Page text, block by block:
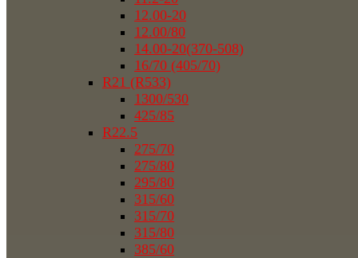
12.00-20
12.00/80
14.00-20(370-508)
16/70 (405/70)
R21 (R533)
1300/530
425/85
R22.5
275/70
275/80
295/80
315/60
315/70
315/80
385/60